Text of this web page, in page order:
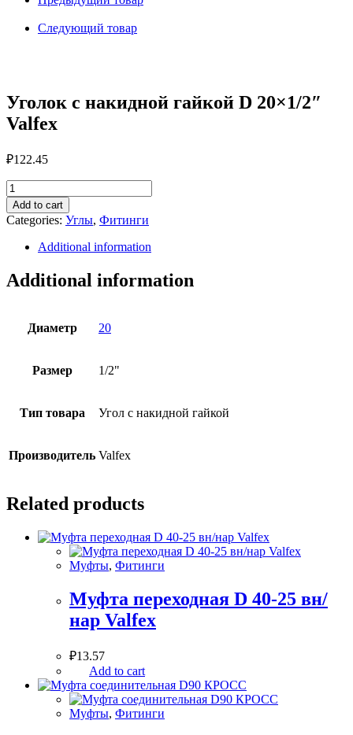
20x1/2"Следующий товар
Уголок с накидной гайкой D 20×1/2″
Valfex
₽122.45
Уголок
с
накидной
гайкой
20x1/2"
Valfex
quantity
Add to cart
Categories: Углы, Фитинги
Additional information
Additional information
Диаметр 20
Размер 1/2"
Тип товара Угол с накидной гайкой
Производитель Valfex
Related products
Муфты, Фитинги
Муфта переходная D 40-25 вн/
нар Valfex
₽13.57
Add to cart
Муфты, Фитинги